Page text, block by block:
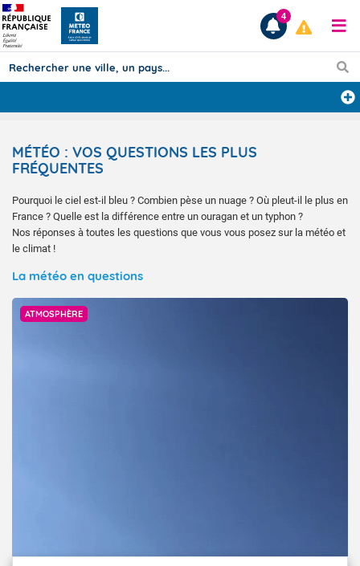
Prévisions
TOUS LES RÉSULTATS
Articles
4
MÉTÉO : VOS QUESTIONS LES PLUS
FRÉQUENTES
Pourquoi le ciel est-il bleu ? Combien pèse un nuage ? Où pleut-il le plus en
France ? Quelle est la différence entre un ouragan et un typhon ?
Nos réponses à toutes les questions que vous vous posez sur la météo et
le climat !
La météo en questions
ATMOSPHÈRE